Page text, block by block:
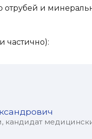
и
частично):
кандидат